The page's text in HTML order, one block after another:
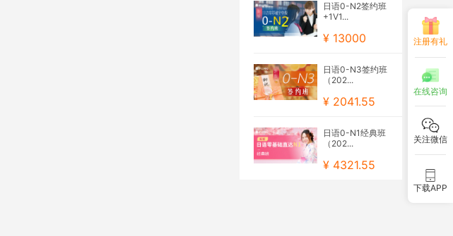
日语0-N2签约班
+1V1...
¥ 13000
日语0-N3签约班
（202...
¥ 2041.55
日语0-N1经典班
（202...
¥ 4321.55
注册有礼
在线咨询
关注微信
下载APP